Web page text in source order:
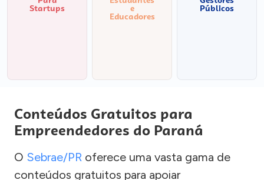
Startups e
Educadores
Públicos
Conteúdos Gratuitos para
Empreendedores do Paraná
O Sebrae/PR oferece uma vasta gama de
conteúdos gratuitos para apoiar